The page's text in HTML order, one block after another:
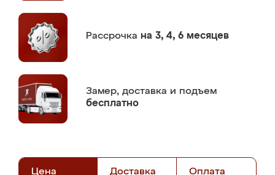
Рассрочка на 3, 4, 6 месяцев
Замер, доставка и подъем
бесплатно
Цена Доставка Оплата